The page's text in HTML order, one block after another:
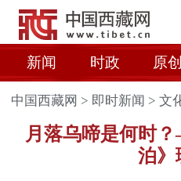
新闻 时政 原创
中国西藏网 > 即时新闻 >文
月落乌啼是何时
泊》